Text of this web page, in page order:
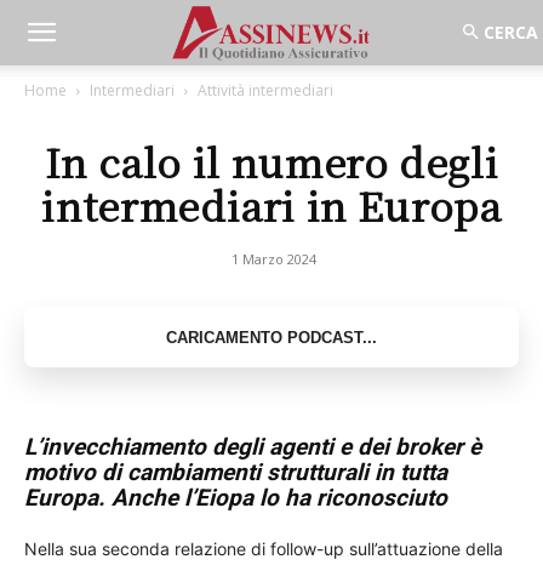
Home Intermediari Attività intermediari
In calo il numero degli
intermediari in Europa
1 Marzo 2024
L’invecchiamento degli agenti e dei broker è
motivo di cambiamenti strutturali in tutta
Europa. Anche l’Eiopa lo ha riconosciuto
Nella sua seconda relazione di follow-up sull’attuazione della